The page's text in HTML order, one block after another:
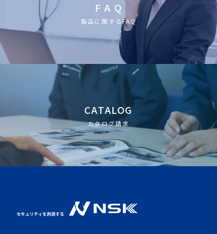
F A Q
製品に関するFAQ
CATALOG
カタログ請求